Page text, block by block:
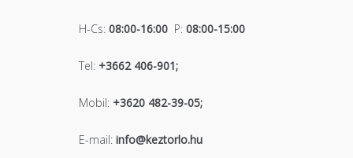
H-Cs:08:00-16:00 P:08:00-15:00
Tel:+3662 406-901;
Mobil:+3620 482-39-05;
E-mail:info@keztorlo.hu